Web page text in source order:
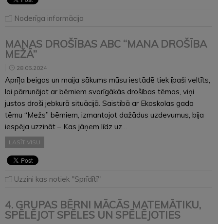
Noderīga informācija
MANAS DROŠĪBAS ABC “MANA DROŠĪBA
MEŽĀ”
28.05.2024
Aprīļa beigas un maija sākums mūsu iestādē tiek īpaši veltīts,
lai pārrunājot ar bērniem svarīgākās drošības tēmas, viņi
justos droši jebkurā situācijā. Saistībā ar Ekoskolas gada
tēmu “Mežs” bērniem, izmantojot dažādus uzdevumus, bija
iespēja uzzināt – Kas jāņem līdz uz…
LASĪT VISU
Uzzini kas notiek "Sprīdītī"
4. GRUPAS BĒRNI MĀCĀS MATEMĀTIKU,
SPĒLĒJOT SPĒLES UN SPĒLĒJOTIES